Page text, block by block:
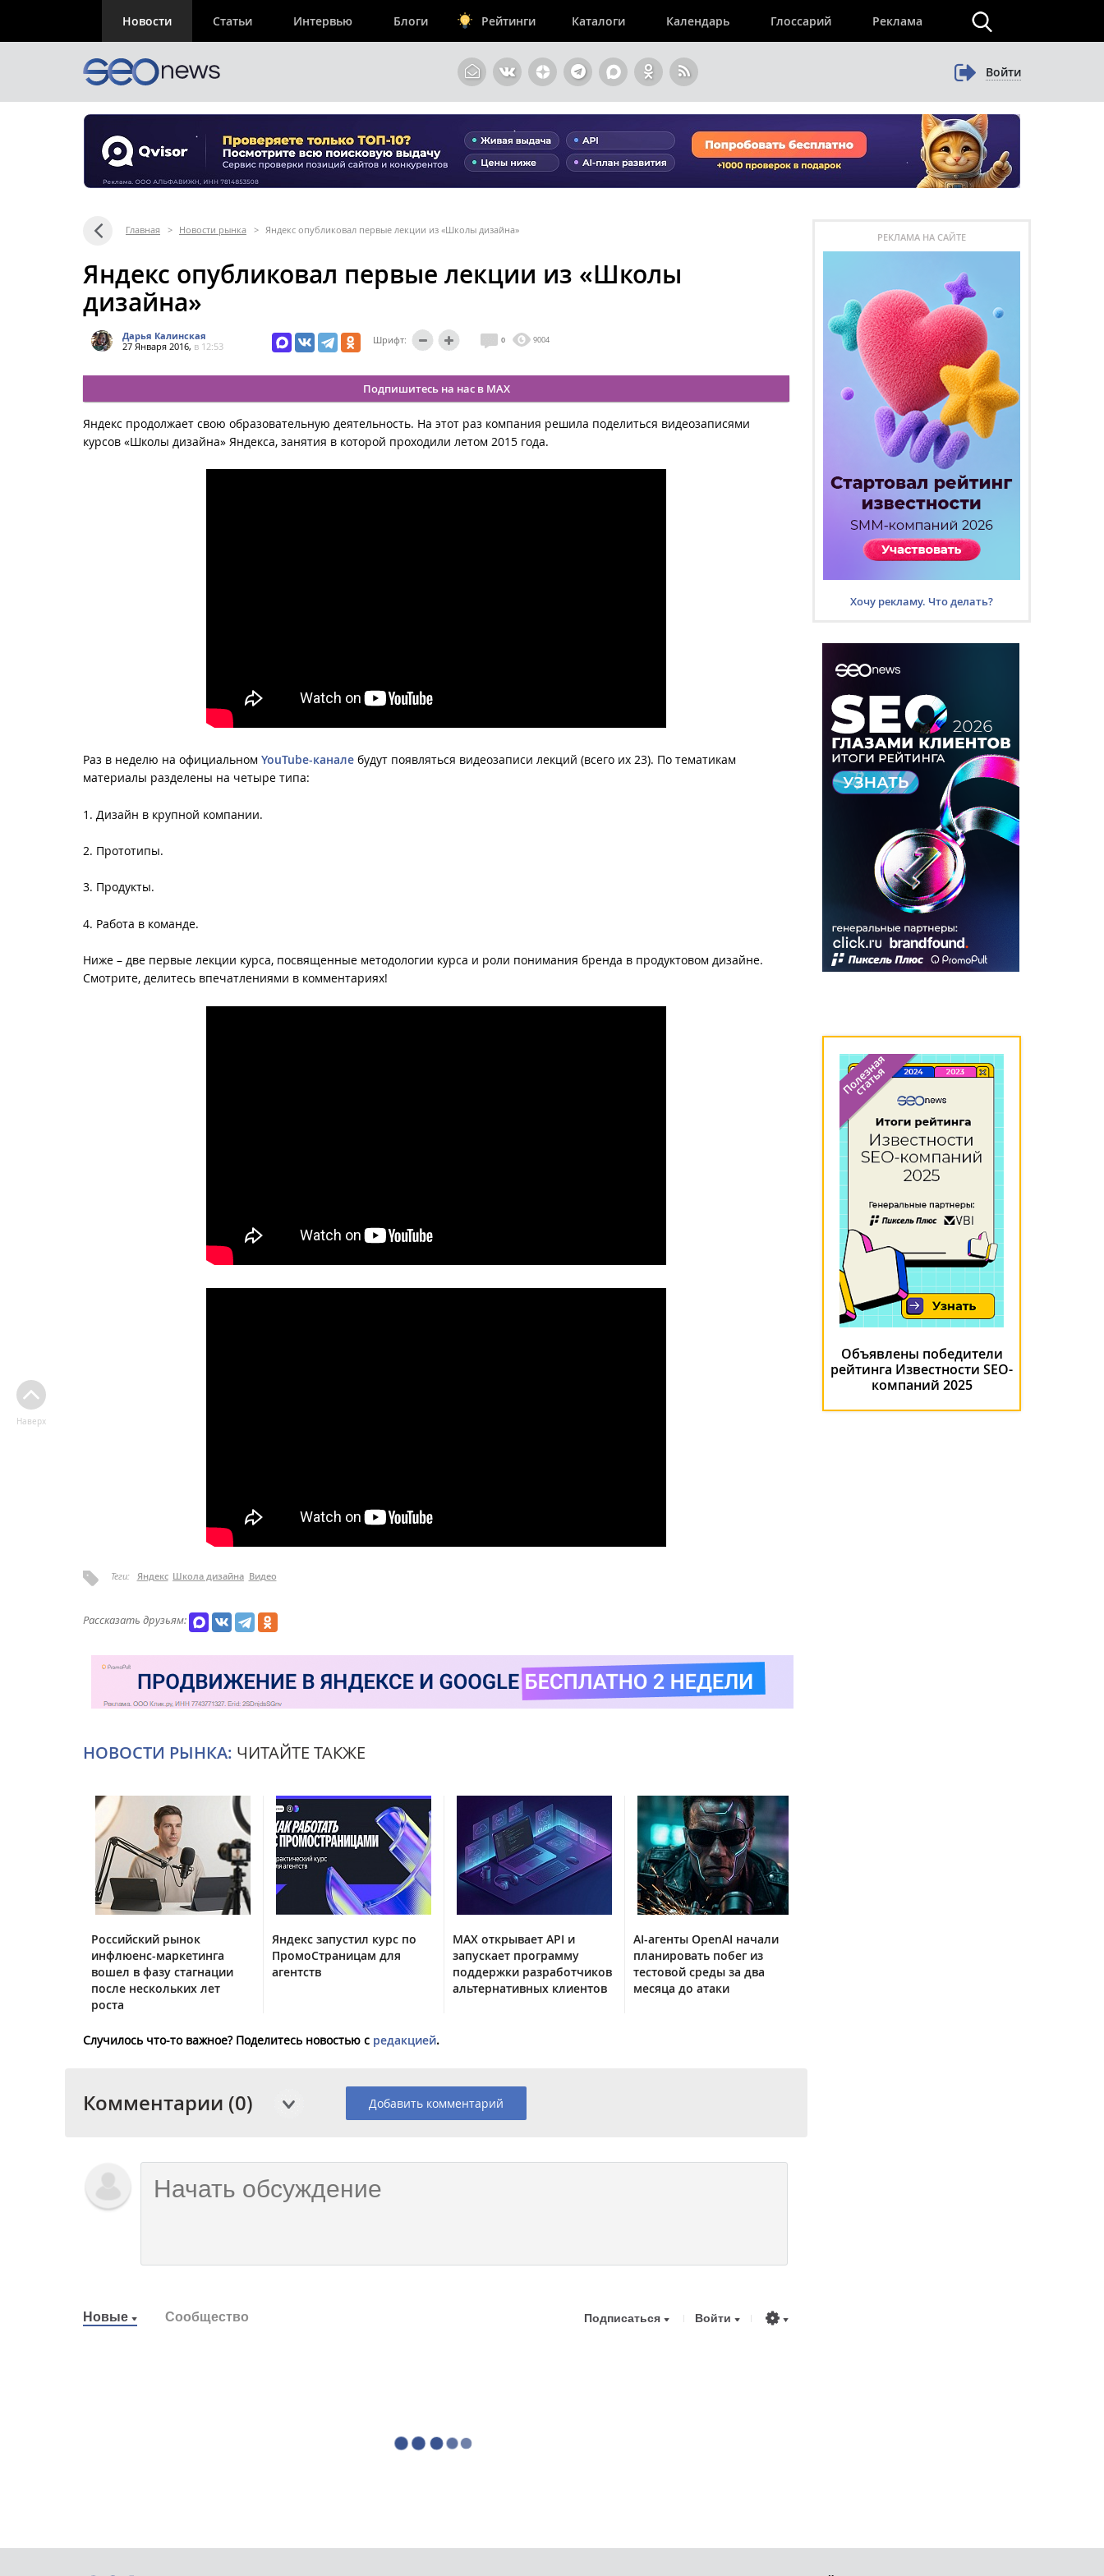
Новости Статьи Интервью Блоги Рейтинги Каталоги Календарь Глоссарий Реклама
Войти
Главная > Новости рынка > Яндекс опубликовал первые лекции из «Школы дизайна»
Яндекс опубликовал первые лекции из «Школы
дизайна»
Дарья Калинская
27 Января 2016, в 12:53
Шрифт: 0 9004
Подпишитесь на нас в MAX
Яндекс продолжает свою образовательную деятельность. На этот раз компания решила поделиться видеозаписями
курсов «Школы дизайна» Яндекса, занятия в которой проходили летом 2015 года.
Раз в неделю на официальном YouTube-канале будут появляться видеозаписи лекций (всего их 23). По тематикам
материалы разделены на четыре типа:
1. Дизайн в крупной компании.
2. Прототипы.
3. Продукты.
4. Работа в команде.
Ниже – две первые лекции курса, посвященные методологии курса и роли понимания бренда в продуктовом дизайне.
Смотрите, делитесь впечатлениями в комментариях!
Теги: Яндекс Школа дизайна Видео
Рассказать друзьям:
НОВОСТИ РЫНКА: ЧИТАЙТЕ ТАКЖЕ
Российский рынок
инфлюенс-маркетинга
вошел в фазу стагнации
после нескольких лет
роста
Яндекс запустил курс по
ПромоСтраницам для
агентств
MAX открывает API и
запускает программу
поддержки разработчиков
альтернативных клиентов
AI-агенты OpenAI начали
планировать побег из
тестовой среды за два
месяца до атаки
Случилось что-то важное? Поделитесь новостью с редакцией.
Комментарии (0) Добавить комментарий
Новые Сообщество Подписаться Войти
Наверх
РЕКЛАМА НА САЙТЕ
Хочу рекламу. Что делать?
Объявлены победители
рейтинга Известности SEO-
компаний 2025